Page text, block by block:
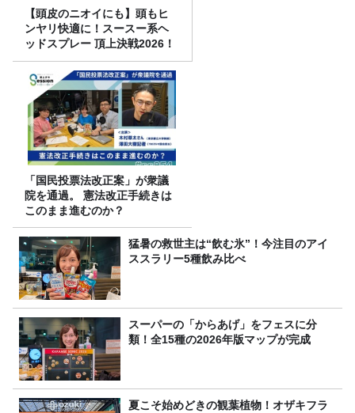
【頭皮のニオイにも】頭もヒ
ンヤリ快適に！スースー系ヘ
ッドスプレー 頂上決戦2026！
「国民投票法改正案」が衆議
院を通過。 憲法改正手続きは
このまま進むのか？
猛暑の救世主は“飲む氷”！今注目のアイ
ススラリー5種飲み比べ
スーパーの「からあげ」をフェスに分
類！全15種の2026年版マップが完成
夏こそ始めどきの観葉植物！オザキフラ